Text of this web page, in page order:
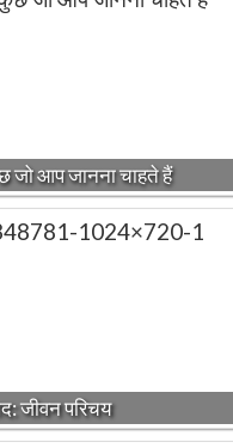
जो आप जानना चाहते हैं
जीवन परिचय